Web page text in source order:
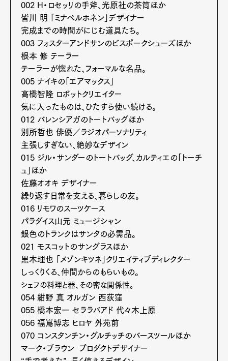
002 H・ロセッリの手斧、光原社の茶筒ほか
皆川 明 「ミナぺルホネン」デザイナー
完成までの時間がにじむ道具たち。
003 フォスターアンドサンのビスポークシューズほか
根本 修 テーラー
テーラーが惚れた、フォーマルな名品。
005 ナイキの「エアマックス」
高橋智隆 ロボットクリエイター
気に入ったものは、ひたすら使い続ける。
012 バレンシアガのトートバッグほか
別所哲也 俳優／ラジオパーソナリティ
主張しすぎない、絶妙なデザイン
015 ジル・サンダーのトートバッグ、カルティエの「トーチ
ュ」ほか
佐藤オオキ デザイナー
繰り返す日常を支える、暮らしの友。
016 リモワのスーツケース
パラダイス山元 ミュージシャン
銀色のトランクはサンタの必需品。
021 モスコットのサングラスほか
黒木理也 「メゾンキツネ」クリエイティブディレクター
しっくりくる、仲間からのもらいもの。
シェフの料理と器、その密な関係性。
054 紺野 真 オルガン 西荻窪
055 橋本宏一 セララバアド 代々木上原
056 福嶌博志 ヒロヤ 外苑前
070 コンスタンチン・グルチッチのバースツールほか
マーク・ブラウン プロダクトデザイナー